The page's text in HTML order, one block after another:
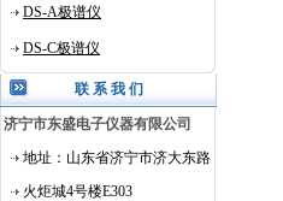
DS-A极谱仪
DS-C极谱仪
联 系 我 们
济宁市东盛电子仪器有限公司
地址 ：山东省济宁市济大东路
火炬城4号楼E303